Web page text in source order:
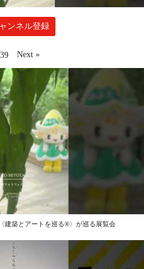
ンネル登録
Next »
建築とアートを巡る®︎〉が巡る展覧会